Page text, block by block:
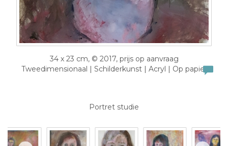
34 x 23 cm, © 2017, prijs op aanvraag
Tweedimensionaal | Schilderkunst | Acryl | Op papier
Portret studie